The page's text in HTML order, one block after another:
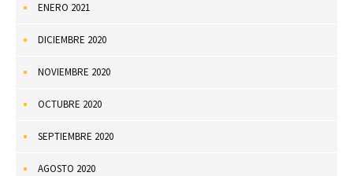
ENERO 2021
DICIEMBRE 2020
NOVIEMBRE 2020
OCTUBRE 2020
SEPTIEMBRE 2020
AGOSTO 2020